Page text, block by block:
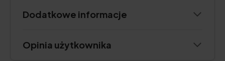
Dodatkowe informacje
Opinia użytkownika